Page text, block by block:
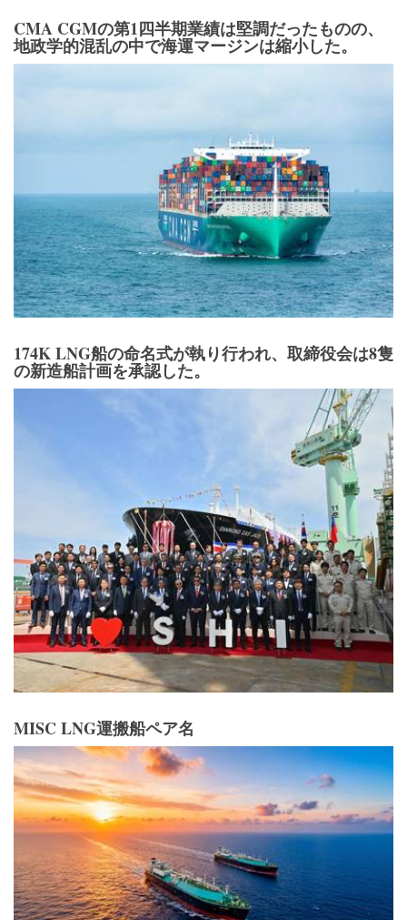
174K LNG船の命名式が執り行われ、取締役会は8隻
の新造船計画を承認した。
MISC LNG運搬船ペア名
舵取り役：米国沿岸警備隊はいかにして海上原子力
発電の未来を形作っているのか